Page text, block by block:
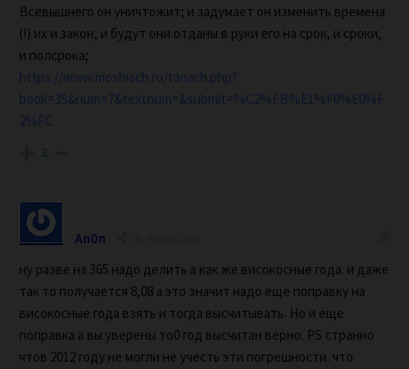
Всевышнего он уничтожит; и задумает он изменить времена
(!) их и закон, и будут они отданы в руки его на срок, и сроки,
и полсрока;
https://www.moshiach.ru/tanach.php?
book=35&num=7&textnum=&submit=%C2%FB%E1%F0%E0%F
2%FC
2
An0n
ну разве на 365 надо делить а как же високосные года. и даже
так то получается ‭8,08 а это значит надо еще поправку на
високосные года взять и тогда высчитывать. Но и еще
поправка а вы уверены то0 год высчитан верно. PS странно
чтов 2012 году не могли не учесть эти погрешности. что